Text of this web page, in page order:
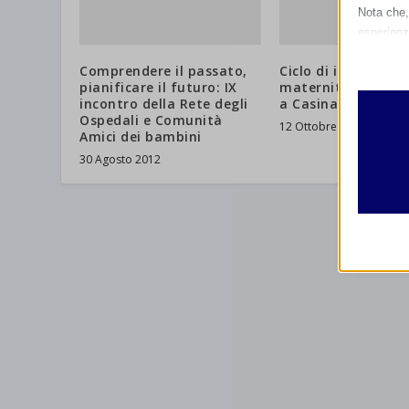
Comprendere il passato,
pianificare il futuro: IX
incontro della Rete degli
Ospedali e Comunità
Amici dei bambini
30 Agosto 2012
Ciclo di incontri su
maternità e
a Casinalbo (MO)
12 Ottobre 2011
Nota
I
Altri